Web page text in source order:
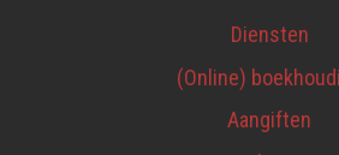
Diensten
(Online)
Aangiften